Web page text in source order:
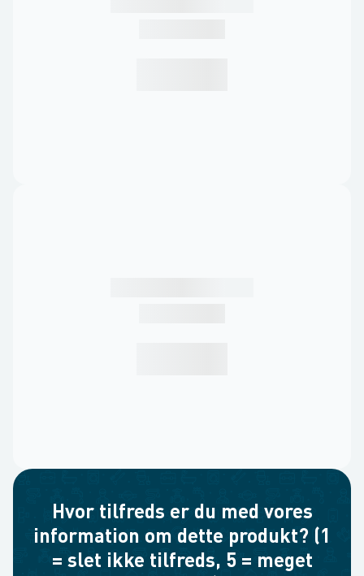
Hvor tilfreds er du med vores
information om dette produkt? (1
= slet ikke tilfreds, 5 = meget